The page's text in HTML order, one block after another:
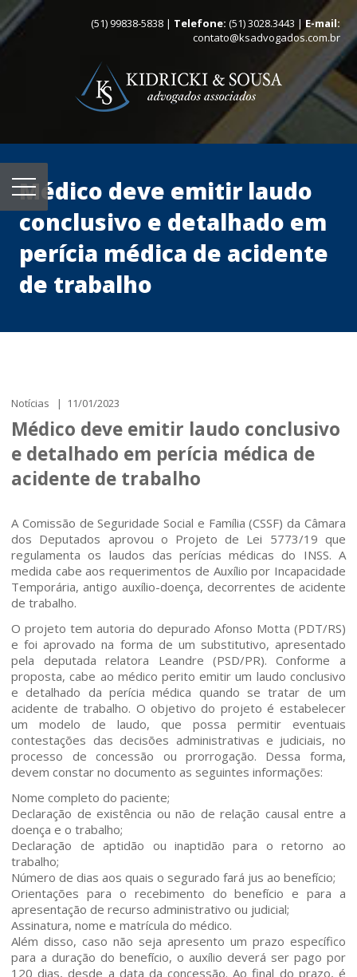
(51) 99838-5838 | Telefone: (51) 3028.3443 | E-mail:
contato@ksadvogados.com.br
Home
Quem somos
Áreas de Atuação
Profissionais
Publicações
Contato
Médico deve emitir laudo
conclusivo e detalhado em
perícia médica de acidente
de trabalho
Notícias | 11/01/2023
Médico deve emitir laudo conclusivo
e detalhado em perícia médica de
acidente de trabalho
A Comissão de Seguridade Social e Família (CSSF) da Câmara
dos Deputados aprovou o Projeto de Lei 5773/19 que
regulamenta os laudos das perícias médicas do INSS. A
medida cabe aos requerimentos de Auxílio por Incapacidade
Temporária, antigo auxílio-doença, decorrentes de acidente
de trabalho.
O projeto tem autoria do depurado Afonso Motta (PDT/RS)
e foi aprovado na forma de um substitutivo, apresentado
pela deputada relatora Leandre (PSD/PR). Conforme a
proposta, cabe ao médico perito emitir um laudo conclusivo
e detalhado da perícia médica quando se tratar de um
acidente de trabalho. O objetivo do projeto é estabelecer
um modelo de laudo, que possa permitir eventuais
contestações das decisões administrativas e judiciais, no
processo de concessão ou prorrogação. Dessa forma,
devem constar no documento as seguintes informações:
Nome completo do paciente;
Declaração de existência ou não de relação causal entre a
doença e o trabalho;
Declaração de aptidão ou inaptidão para o retorno ao
trabalho;
Número de dias aos quais o segurado fará jus ao benefício;
Orientações para o recebimento do benefício e para a
apresentação de recurso administrativo ou judicial;
Assinatura, nome e matrícula do médico.
Além disso, caso não seja apresento um prazo específico
para a duração do benefício, o auxílio deverá ser pago por
120 dias, desde a data da concessão. Ao final do prazo, é